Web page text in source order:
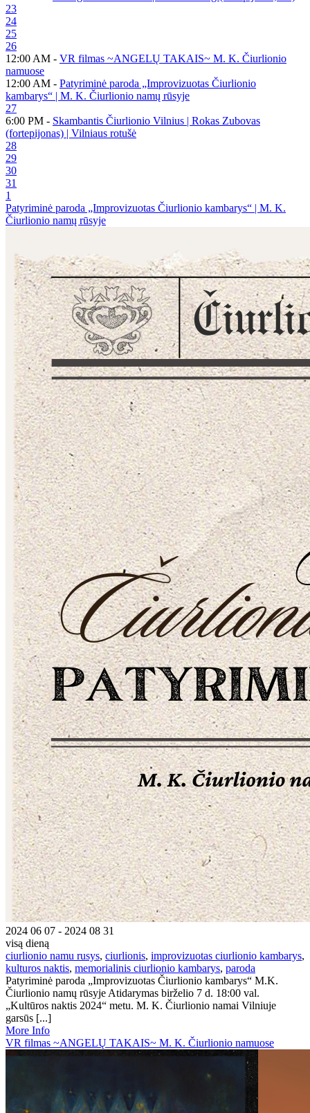
23
24
25
26
12:00 AM - VR filmas ~ANGELŲ TAKAIS~ M. K. Čiurlionio
namuose
12:00 AM - Patyriminė paroda „Improvizuotas Čiurlionio
kambarys“ | M. K. Čiurlionio namų rūsyje
27
6:00 PM - Skambantis Čiurlionio Vilnius | Rokas Zubovas
(fortepijonas) | Vilniaus rotušė
28
29
30
31
1
Patyriminė paroda „Improvizuotas Čiurlionio kambarys“ | M. K.
Čiurlionio namų rūsyje
2024 06 07 - 2024 08 31
visą dieną
ciurlionio namu rusys, ciurlionis, improvizuotas ciurlionio kambarys,
kulturos naktis, memorialinis ciurlionio kambarys, paroda
Patyriminė paroda „Improvizuotas Čiurlionio kambarys“ M.K.
Čiurlionio namų rūsyje Atidarymas birželio 7 d. 18:00 val.
„Kultūros naktis 2024“ metu. M. K. Čiurlionio namai Vilniuje
garsūs [...]
More Info
VR filmas ~ANGELŲ TAKAIS~ M. K. Čiurlionio namuose